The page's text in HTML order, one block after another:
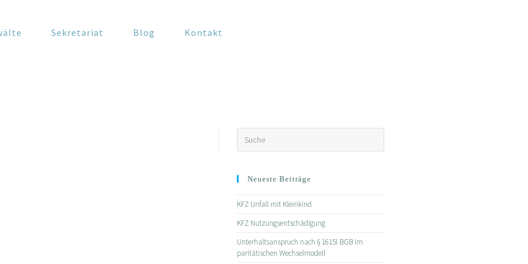
Sekretariat Blog Kontakt
Neueste Beiträge
KFZ Unfall mit Kleinkind
KFZ Nutzungsentschädigung
Unterhaltsanspruch nach § 1615l BGB im
paritätischen Wechselmodell